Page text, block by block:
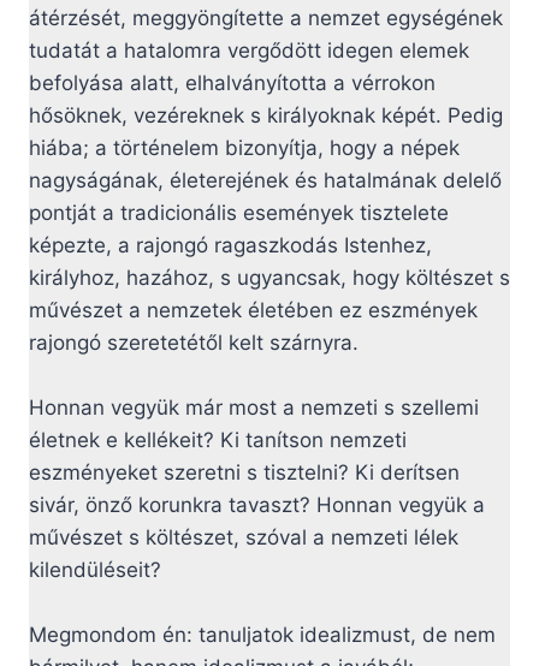
átérzését, meggyöngítette a nemzet egységének
tudatát a hatalomra vergődött idegen elemek
befolyása alatt, elhalványította a vérrokon
hősöknek, vezéreknek s királyoknak képét. Pedig
hiába; a történelem bizonyítja, hogy a népek
nagyságának, életerejének és hatalmának delelő
pontját a tradicionális események tisztelete
képezte, a rajongó ragaszkodás Istenhez,
királyhoz, hazához, s ugyancsak, hogy költészet s
művészet a nemzetek életében ez eszmények
rajongó szeretetétől kelt szárnyra.
Honnan vegyük már most a nemzeti s szellemi
életnek e kellékeit? Ki tanítson nemzeti
eszményeket szeretni s tisztelni? Ki derítsen
sivár, önző korunkra tavaszt? Honnan vegyük a
művészet s költészet, szóval a nemzeti lélek
kilendüléseit?
Megmondom én: tanuljatok idealizmust, de nem